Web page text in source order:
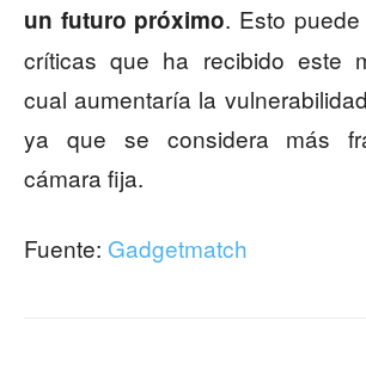
un futuro próximo. Esto
críticas que ha recibido este
cual aumentaría la
ya que se considera más
cámara fija.
Fuente: Gadgetmatch